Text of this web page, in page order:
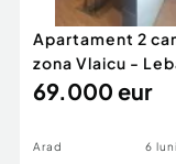
Apartament 2
zona Vlaicu -
69.000 eur
Arad 6